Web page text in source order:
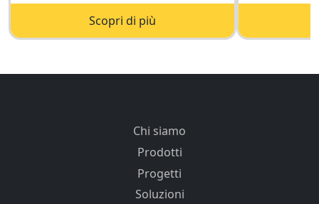
Scopri di più
Chi siamo
Prodotti
Progetti
Soluzioni